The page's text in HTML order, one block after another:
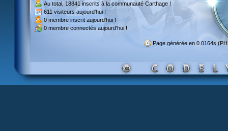
Au total, 18841 inscritsà la communauté Carthage !
611 visiteurs aujourd'hui !
0 membre inscrit aujourd'hui !
0 membre connectés aujourd'hui !
Page générée en 0.0164s